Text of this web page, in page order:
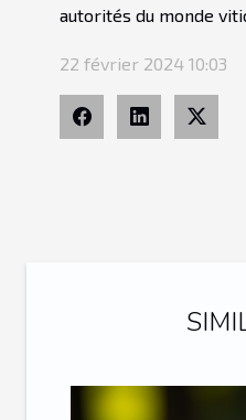
autorités du monde
22 février 2024 10:03